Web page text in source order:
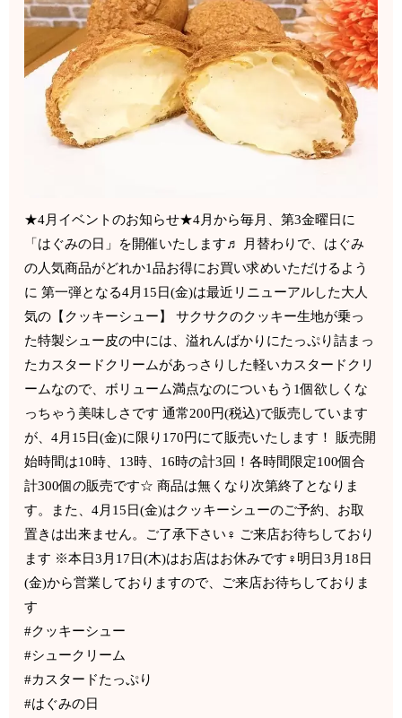
★4月イベントのお知らせ★4月から毎月、第3金曜日に
「はぐみの日」を開催いたします♬ 月替わりで、はぐみ
の人気商品がどれか1品お得にお買い求めいただけるよう
に 第一弾となる4月15日(金)は最近リニューアルした大人
気の【クッキーシュー】 サクサクのクッキー生地が乗っ
た特製シュー皮の中には、溢れんばかりにたっぷり詰まっ
たカスタードクリームがあっさりした軽いカスタードクリ
ームなので、ボリューム満点なのについもう1個欲しくな
っちゃう美味しさです 通常200円(税込)で販売しています
が、4月15日(金)に限り170円にて販売いたします！ 販売開
始時間は10時、13時、16時の計3回！各時間限定100個合
計300個の販売です☆ 商品は無くなり次第終了となりま
す。また、4月15日(金)はクッキーシューのご予約、お取
置きは出来ません。ご了承下さい‍♀️ ご来店お待ちしており
ます ※本日3月17日(木)はお店はお休みです‍♀️明日3月18日
(金)から営業しておりますので、ご来店お待ちしておりま
す
#クッキーシュー
#シュークリーム
#カスタードたっぷり
#はぐみの日